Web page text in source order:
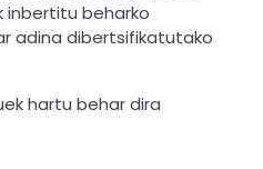
inbertitu beharko
adina dibertsifikatutako
hartu behar dira